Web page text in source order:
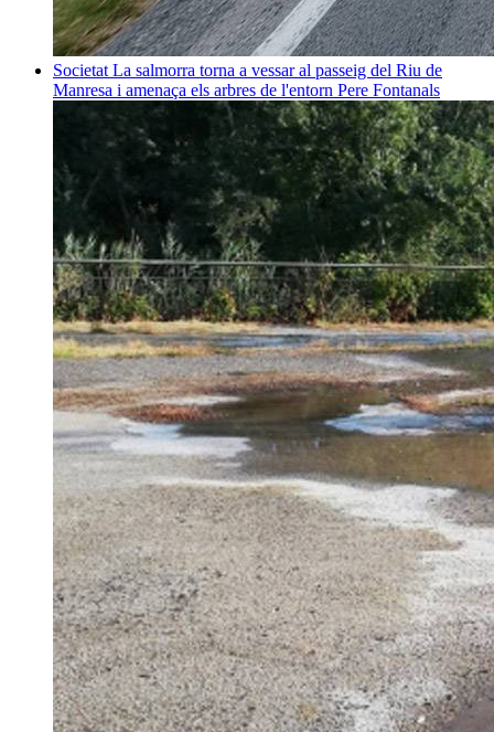
Societat La salmorra torna a vessar al passeig del Riu de
Manresa i amenaça els arbres de l'entorn Pere Fontanals